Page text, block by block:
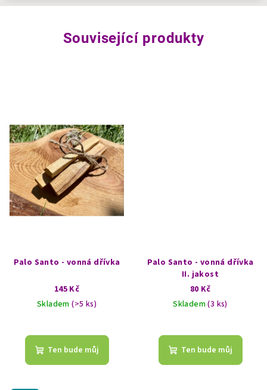
Související produkty
Palo Santo - vonná dřívka
145 Kč
Skladem(>5 ks)
hodnocení
produktu
Ten bude můj
Palo Santo - vonná dřívka
II. jakost
80 Kč
Skladem(3 ks)
Ten bude můj